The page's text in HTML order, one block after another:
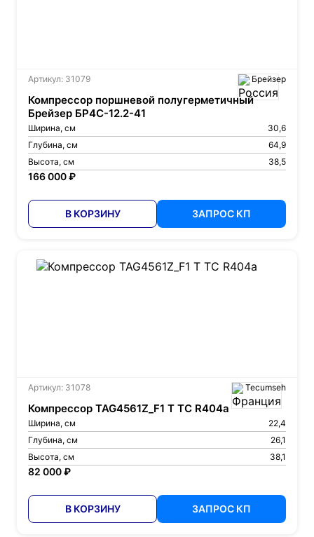
Артикул: 31079 Брейзер
Компрессор поршневой полугерметичный
Брейзер БР4С-12.2-41
Ширина, см
30,6
Глубина, см
64,9
Высота, см
38,5
166 000 ₽
В КОРЗИНУ ЗАПРОС КП
Артикул: 31078 Tecumseh
Компрессор TAG4561Z_F1 T TC R404a
Ширина, см
22,4
Глубина, см
26,1
Высота, см
38,1
82 000 ₽
В КОРЗИНУ ЗАПРОС КП